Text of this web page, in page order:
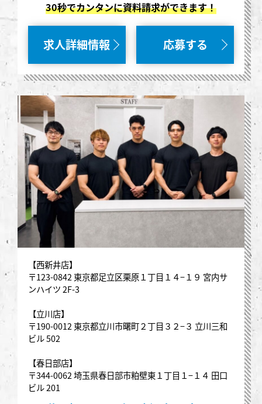
30秒でカンタンに資料請求ができます！
求人詳細情報 応募する
【西新井店】
〒123-0842 東京都足立区栗原１丁目１４−１９ 宮内サ
ンハイツ 2F-3
【立川店】
〒190-0012 東京都立川市曙町２丁目３２−３ 立川三和
ビル 502
【春日部店】
〒344-0062 埼玉県春日部市粕壁東１丁目１−１４ 田口
ビル 201